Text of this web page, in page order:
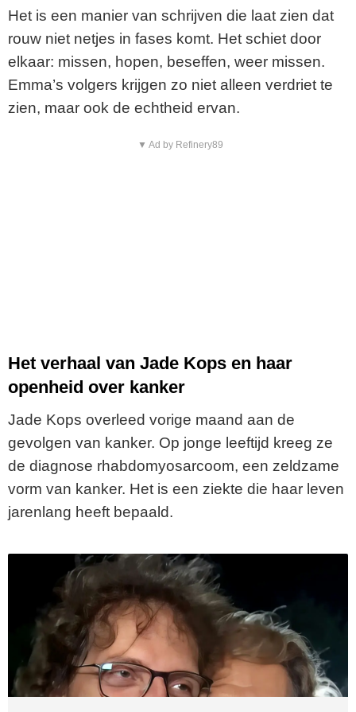
o
Het is een manier van schrijven die laat zien dat
rouw niet netjes in fases komt. Het schiet door
elkaar: missen, hopen, beseffen, weer missen.
Emma’s volgers krijgen zo niet alleen verdriet te
zien, maar ook de echtheid ervan.
▼ Ad by Refinery89
Het verhaal van Jade Kops en haar
openheid over kanker
Jade Kops overleed vorige maand aan de
gevolgen van kanker. Op jonge leeftijd kreeg ze
de diagnose rhabdomyosarcoom, een zeldzame
vorm van kanker. Het is een ziekte die haar leven
jarenlang heeft bepaald.